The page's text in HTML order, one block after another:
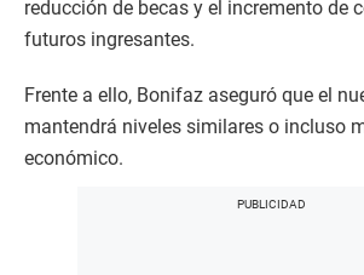
reducción de becas y el incremento de
futuros ingresantes.
Frente a ello, Bonifaz aseguró que el
mantendrá niveles similares o incluso
económico.